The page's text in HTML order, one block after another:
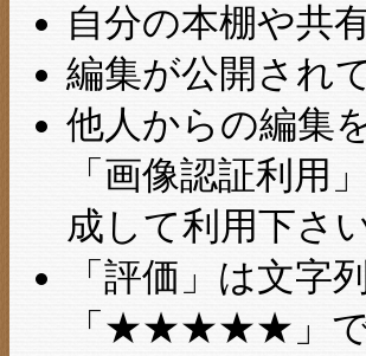
自分の本棚や共
編集が公開され
他人からの編集
「画像認証利用
成して利用下さい
「評価」は文
「★★★★★」で